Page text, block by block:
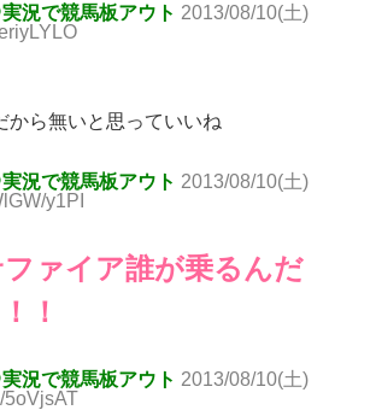
況で競馬板アウト 2013/08/10(土)
から無いと思っていいね
況で競馬板アウト 2013/08/10(土)
y1PI
ァイア誰が乗るんだ
！
況で競馬板アウト 2013/08/10(土)
5oVjsAT